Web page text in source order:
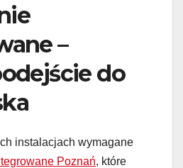
–
do
instalacjach wymagane
Poznań, które